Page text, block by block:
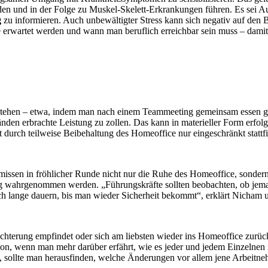
und in der Folge zu Muskel-Skelett-Erkrankungen führen. Es sei
zu informieren. Auch unbewältigter Stress kann sich negativ auf
werden und wann man beruflich erreichbar sein muss –
– etwa, indem man nach einem Teammeeting gemeinsam
erbrachte Leistung zu zollen. Das kann in materieller Form
teilweise Beibehaltung des Homeoffice nur eingeschränkt
in fröhlicher Runde nicht nur die Ruhe des Homeoffice,
werden. „Führungskräfte sollten beobachten, ob
lange dauern, bis man wieder Sicherheit bekommt“, erklärt
empfindet oder sich am liebsten wieder ins Homeoffice
man mehr darüber erfährt, wie es jeder und jedem
man herausfinden, welche Änderungen vor allem jene